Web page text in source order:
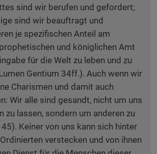
sind wir berufen und gefordert;
sind wir beauftragt und
je spezifischen Anteil am
und königlichen Amt
für die Welt zu leben und zu
Gentium 34ff.). Auch wenn wir
Charismen und damit auch
Wir alle sind gesandt, nicht um uns
zu lassen, sondern um anderen zu
Keiner von uns kann sich hinter
verstecken und von ihnen